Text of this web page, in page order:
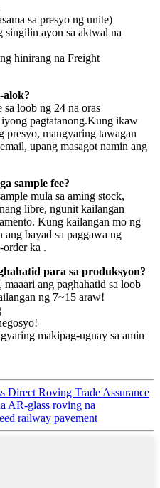
sa presyo ng unite)
singilin ayon sa aktwal na
hinirang na Freight
alok?
loob ng 24 na oras
pagtatanong.Kung ikaw
presyo, mangyaring tawagan
upang masagot namin ang
sample fee?
mula sa aming stock,
libre, ngunit kailangan
Kung kailangan mo ng
bayad sa paggawa ng
order ka .
para sa produksyon?
ang paghahatid sa loob
ng 7~15 araw!
makipag-ugnay sa amin
Direct Roving Trade Assurance
AR-glass roving na
railway pavement